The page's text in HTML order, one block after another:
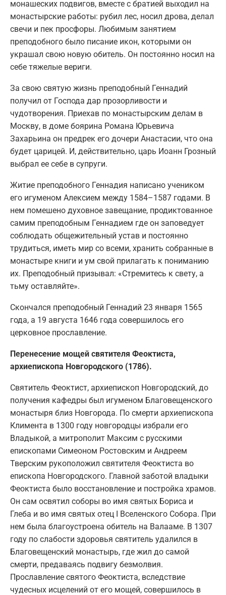
монашеских подвигов, вместе с братией выходил на
монастырские работы: рубил лес, носил дрова, делал
свечи и пек просфоры. Любимым занятием
преподобного было писание икон, которыми он
украшал свою новую обитель. Он постоянно носил на
себе тяжелые вериги.
За свою святую жизнь преподобный Геннадий
получил от Господа дар прозорливости и
чудотворения. Приехав по монастырским делам в
Москву, в доме боярина Романа Юрьевича
Захарьина он предрек его дочери Анастасии, что она
будет царицей. И, действительно, царь Иоанн Грозный
выбрал ее себе в супруги.
Житие преподобного Геннадия написано учеником
его игуменом Алексием между 1584–1587 годами. В
нем помешено духовное завещание, продиктованное
самим преподобным Геннадием где он заповедует
соблюдать общежительный устав и постоянно
трудиться, иметь мир со всеми, хранить собранные в
монастыре книги и ум свой прилагать к пониманию
их. Преподобный призывал: «Стремитесь к свету, а
тьму оставляйте».
Скончался преподобный Геннадий 23 января 1565
года, а 19 августа 1646 года совершилось его
церковное прославление.
Перенесение мощей святителя Феоктиста,
архиепископа Новгородского (1786).
Святитель Феоктист, архиепископ Новгородский, до
получения кафедры был игуменом Благовещенского
монастыря близ Новгорода. По смерти архиепископа
Климента в 1300 году новгородцы избрали его
Владыкой, а митрополит Максим с русскими
епископами Симеоном Ростовским и Андреем
Тверским рукоположил святителя Феоктиста во
епископа Новгородского. Главной заботой владыки
Феоктиста было восстановление и постройка храмов.
Он сам освятил соборы во имя святых Бориса и
Глеба и во имя святых отец I Вселенского Собора. При
нем была благоустроена обитель на Валааме. В 1307
году по слабости здоровья святитель удалился в
Благовещенский монастырь, где жил до самой
смерти, предаваясь подвигу безмолвия.
Прославление святого Феоктиста, вследствие
чудесных исцелений от его мощей, совершилось в